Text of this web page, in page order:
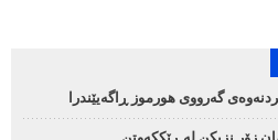
گەرووی هورموز ڕاگەیێندرا